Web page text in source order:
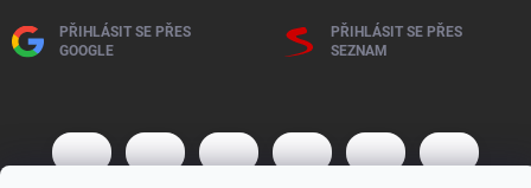
PŘIHLÁSIT SE PŘES
GOOGLE
PŘIHLÁSIT SE PŘES
SEZNAM